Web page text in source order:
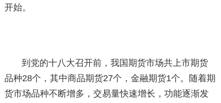
开始。
到党的十八大召开前，我国期货市场共上市期货
品种28个，其中商品期货27个，金融期货1个。随着期
货市场品种不断增多，交易量快速增长，功能逐渐发